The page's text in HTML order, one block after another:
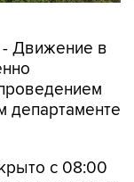
Движение в
с 08:00
с 15:00